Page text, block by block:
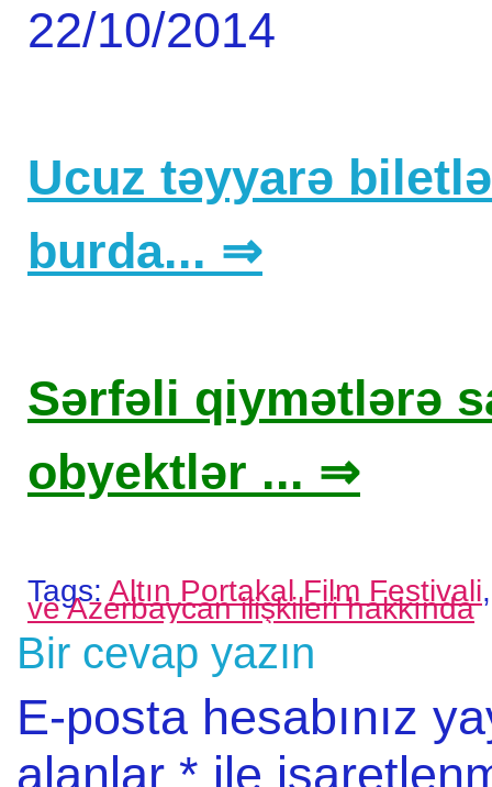
22/10/2014
Ucuz təyyarə
burda... ⇒
Sərfəli qiymətlərə
obyektlər ... ⇒
Tags: Altın Portakal Film Festivali
ve Azerbaycan ilişkileri hakkında
Bir cevap yazın
E-posta hesabınız
alanlar * ile